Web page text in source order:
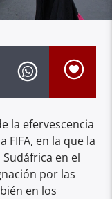
la efervescencia
en la que la
en el
por las
en los